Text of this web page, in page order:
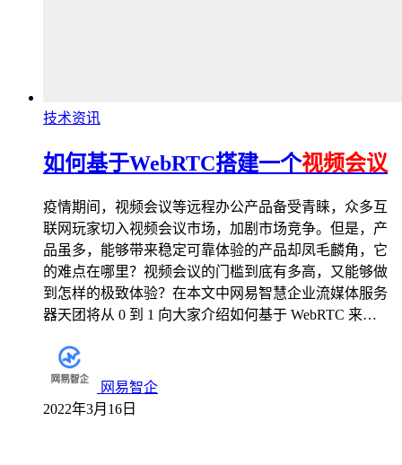
技术资讯
如何基于WebRTC搭建一个视频会议
疫情期间，视频会议等远程办公产品备受青睐，众多互
联网玩家切入视频会议市场，加剧市场竞争。但是，产
品虽多，能够带来稳定可靠体验的产品却凤毛麟角，它
的难点在哪里？视频会议的门槛到底有多高，又能够做
到怎样的极致体验？在本文中网易智慧企业流媒体服务
器天团将从 0 到 1 向大家介绍如何基于 WebRTC 来…
网易智企
2022年3月16日